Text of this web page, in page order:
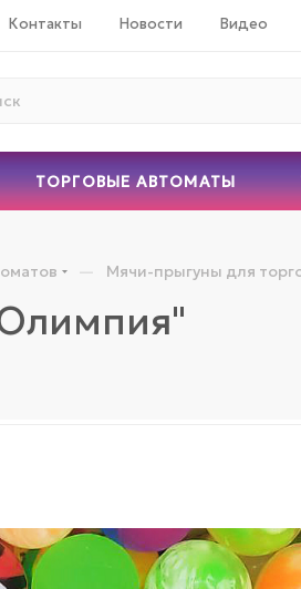
Контакты Новости Видео
ТОРГОВЫЕ АВТОМАТЫ
— Мячи-прыгуны для